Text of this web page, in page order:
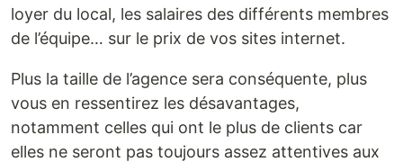
loyer du local, les salaires des différents membres
de l’équipe… sur le prix de vos sites internet.
Plus la taille de l’agence sera conséquente, plus
vous en ressentirez les désavantages,
notamment celles qui ont le plus de clients car
elles ne seront pas toujours assez attentives aux